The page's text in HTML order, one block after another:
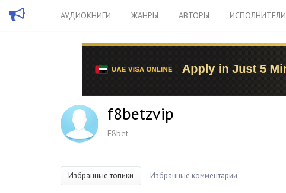
АУДИОКНИГИ ЖАНРЫ АВТОРЫ ИСПОЛНИТЕЛИ
f8betzvip
F8bet
Избранные топики Избранные комментарии